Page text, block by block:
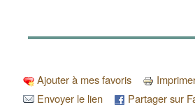
Ajouter à mes favoris
Envoyer le lien
Partager sur